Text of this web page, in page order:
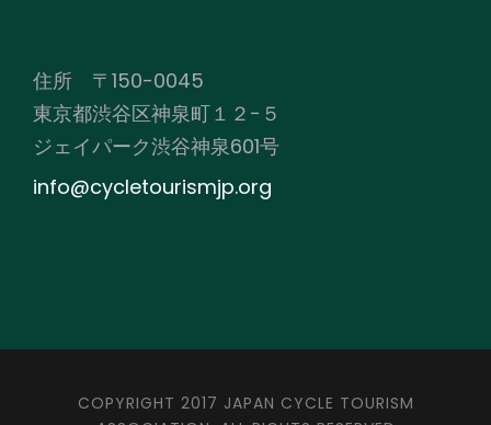
住所 〒150-0045
東京都渋谷区神泉町１２−５
ジェイパーク渋谷神泉601号
info@cycletourismjp.org
COPYRIGHT 2017 JAPAN CYCLE TOURISM